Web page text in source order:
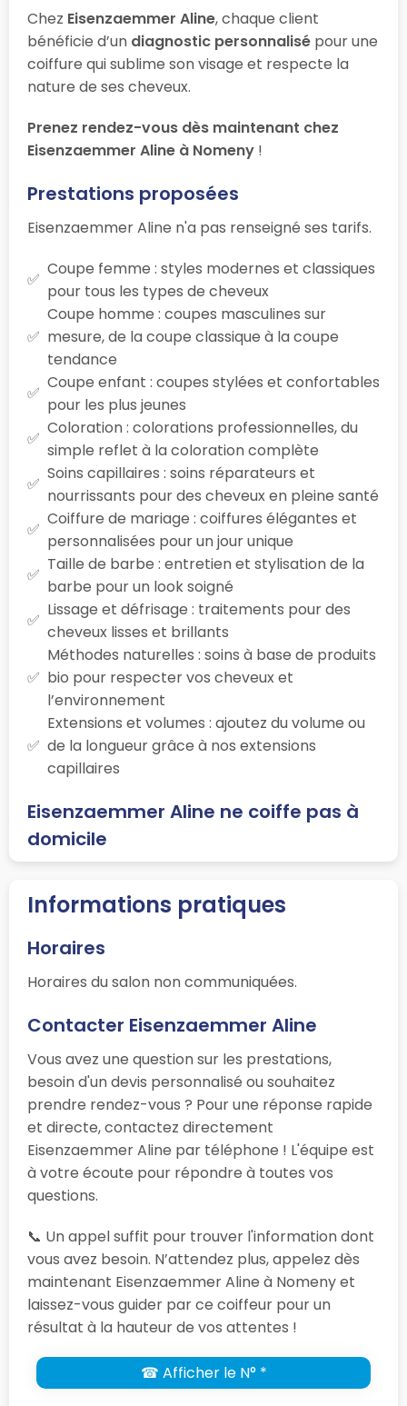
Chez Eisenzaemmer Aline, chaque client
bénéficie d’un diagnostic personnalisé pour une
coiffure qui sublime son visage et respecte la
nature de ses cheveux.
Prenez rendez-vous dès maintenant chez
Eisenzaemmer Aline à Nomeny !
Prestations proposées
Eisenzaemmer Aline n'a pas renseigné ses tarifs.
Coupe femme : styles modernes et classiques
pour tous les types de cheveux
Coupe homme : coupes masculines sur
mesure, de la coupe classique à la coupe
tendance
Coupe enfant : coupes stylées et confortables
pour les plus jeunes
Coloration : colorations professionnelles, du
simple reflet à la coloration complète
Soins capillaires : soins réparateurs et
nourrissants pour des cheveux en pleine santé
Coiffure de mariage : coiffures élégantes et
personnalisées pour un jour unique
Taille de barbe : entretien et stylisation de la
barbe pour un look soigné
Lissage et défrisage : traitements pour des
cheveux lisses et brillants
Méthodes naturelles : soins à base de produits
bio pour respecter vos cheveux et
l’environnement
Extensions et volumes : ajoutez du volume ou
de la longueur grâce à nos extensions
capillaires
Eisenzaemmer Aline ne coiffe pas à
domicile
Informations pratiques
Horaires
Horaires du salon non communiquées.
Contacter Eisenzaemmer Aline
Vous avez une question sur les prestations,
besoin d'un devis personnalisé ou souhaitez
prendre rendez-vous ? Pour une réponse rapide
et directe, contactez directement
Eisenzaemmer Aline par téléphone ! L'équipe est
à votre écoute pour répondre à toutes vos
questions.
📞 Un appel suffit pour trouver l'information dont
vous avez besoin. N’attendez plus, appelez dès
maintenant Eisenzaemmer Aline à Nomeny et
laissez-vous guider par ce coiffeur pour un
résultat à la hauteur de vos attentes !
☎ Afficher le N° *